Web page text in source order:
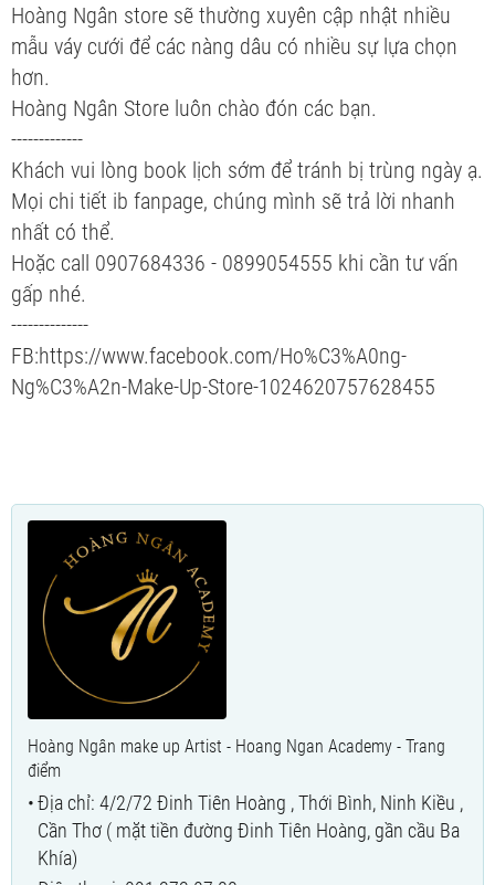
Hoàng Ngân store sẽ thường xuyên cập nhật nhiều
mẫu váy cưới để các nàng dâu có nhiều sự lựa chọn
hơn.
Hoàng Ngân Store luôn chào đón các bạn.
-------------
Khách vui lòng book lịch sớm để tránh bị trùng ngày ạ.
Mọi chi tiết ib fanpage, chúng mình sẽ trả lời nhanh
nhất có thể.
Hoặc call 0907684336 - 0899054555 khi cần tư vấn
gấp nhé.
--------------
FB:https://www.facebook.com/Ho%C3%A0ng-
Ng%C3%A2n-Make-Up-Store-1024620757628455
Hoàng Ngân make up Artist - Hoang Ngan Academy - Trang
điểm
Địa chỉ: 4/2/72 Đinh Tiên Hoàng , Thới Bình, Ninh Kiều ,
Cần Thơ ( mặt tiền đường Đinh Tiên Hoàng, gần cầu Ba
Khía)